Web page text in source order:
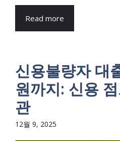
Read more
신용불량자 대
원까지: 신용
관
12월 9, 2025